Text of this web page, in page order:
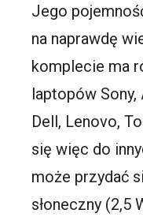
Jego
na naprawdę
komplecie ma
laptopów Sony,
Dell, Lenovo,
się więc do
może przydać
słoneczny (2,5